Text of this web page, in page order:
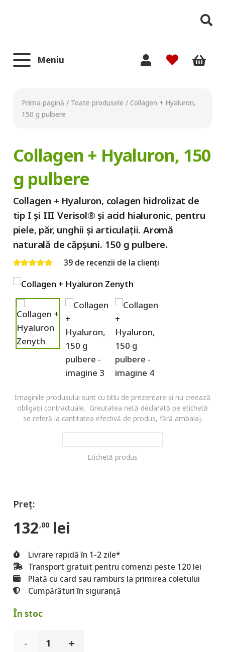
Meniu
Prima pagină / Toate produsele / Collagen + Hyaluron,
150 g pulbere
Collagen + Hyaluron, 150
g pulbere
Collagen + Hyaluron, colagen hidrolizat de
tip I și III Verisol® și acid hialuronic, pentru
piele, păr, unghii și articulații. Aromă
naturală de căpșuni. 150 g pulbere.
39 de recenzii de la clienți
Imaginile produsului sunt cu titlu de prezentare și nu creează
obligații contractuale. Greutatea netă declarată pe etichetă
se referă la cantitatea efectivă de produs, fără ambalaj.
Etichetă produs
132,00 lei
Livrare rapidă în 1-2 zile*
Transport gratuit pentru comenzi peste 120 lei
Plată cu card sau ramburs la primirea coletului
Cumpărături în siguranță
În stoc
Cantitate